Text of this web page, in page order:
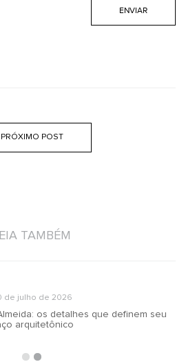
PRÓXIMO POST
TAMBÉM
de julho de 2026
os detalhes que definem seu
arquitetônico